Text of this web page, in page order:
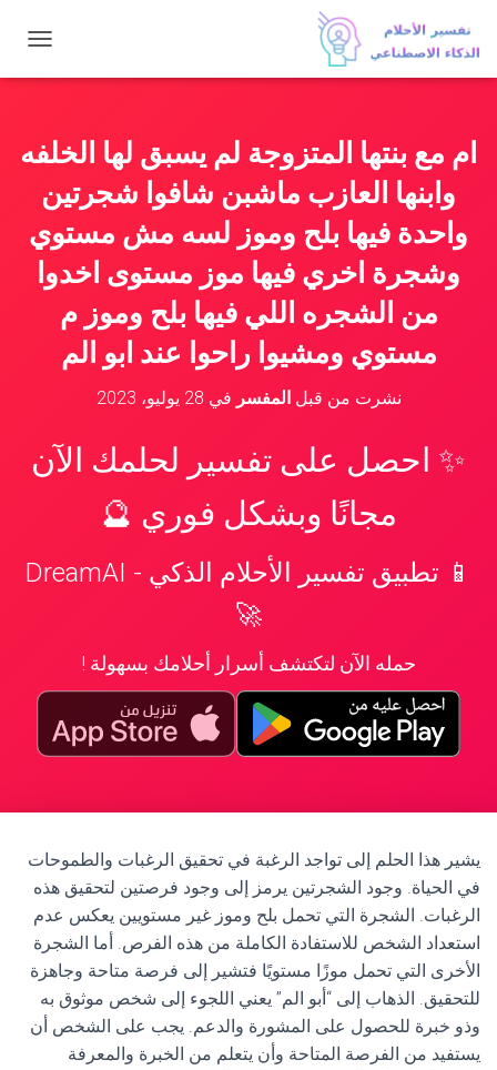
ب
ا
ق
ام مع بنتها المتزوجة لم يسبق لها الخلفه
وابنها العازب ماشبن شافوا شجرتين
واحدة فيها بلح وموز لسه مش مستوي
وشجرة اخري فيها موز مستوى اخدوا
من الشجره اللي فيها بلح وموز م
مستوي ومشيوا راحوا عند ابو الم
نشرت من قبلالمفسر في 28 يوليو، 2023
✨ احصل على تفسير لحلمك الآن
مجانًا وبشكل فوري 🔮
📱 تطبيق تفسير الأحلام الذكي - DreamAI
🚀
حمله الآن لتكتشف أسرار أحلامك بسهولة !
يشير هذا الحلم إلى تواجد الرغبة في تحقيق الرغبات والطموحات
في الحياة. وجود الشجرتين يرمز إلى وجود فرصتين لتحقيق هذه
الرغبات. الشجرة التي تحمل بلح وموز غير مستويين يعكس عدم
استعداد الشخص للاستفادة الكاملة من هذه الفرص. أما الشجرة
الأخرى التي تحمل موزًا مستويًا فتشير إلى فرصة متاحة وجاهزة
للتحقيق. الذهاب إلى “أبو الم” يعني اللجوء إلى شخص موثوق به
وذو خبرة للحصول على المشورة والدعم. يجب على الشخص أن
يستفيد من الفرصة المتاحة وأن يتعلم من الخبرة والمعرفة